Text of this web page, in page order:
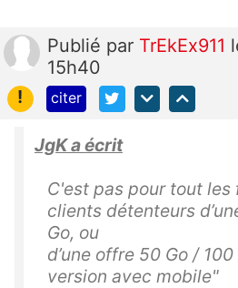
Publié par TrEkEx911
15h40
!
citer
JgK a écrit
C'est pas pour tout
clients détenteurs
Go, ou
d’une offre 50 Go /
version avec mobile"